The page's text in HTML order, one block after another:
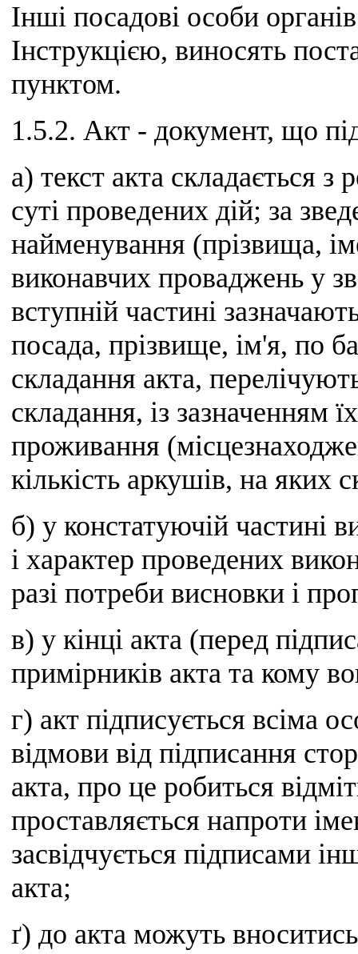
Інші посадові особи
Інструкцією, виносять
пунктом.
1.5.2. Акт - документ, що
а) текст акта складається з
суті проведених дій; за
найменування (прізвища,
виконавчих проваджень у
вступній частині
посада, прізвище, ім'я, по
складання акта,
складання, із зазначенням
проживання
кількість аркушів, на яких
б) у констатуючій частині
і характер проведених
разі потреби висновки і
в) у кінці акта (перед
примірників акта та кому
г) акт підписується всіма
відмови від підписання
акта, про це робиться
проставляється напроти
засвідчується підписами
акта;
ґ) до акта можуть